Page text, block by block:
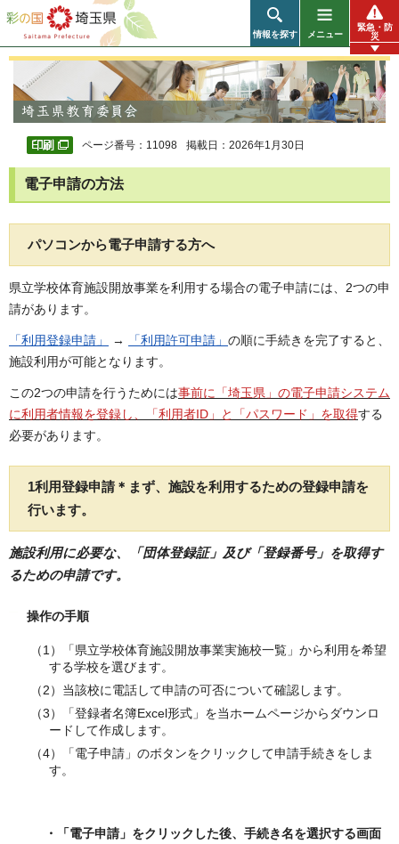
彩の国 埼玉県
情報を探す メニュー
緊急・防
災
ページ番号：11098 掲載日：2026年1月30日
電子申請の方法
パソコンから電子申請する方へ
県立学校体育施設開放事業を利用する場合の電子申請には、2つの申
請があります。
「利用登録申請」 → 「利用許可申請」 の順に手続きを完了すると、
施設利用が可能となります。
この2つの申請を行うためには事前に「埼玉県」の電子申請システム
に利用者情報を登録し、「利用者ID」と「パスワード」を取得する
必要があります。
1利用登録申請 ＊まず、施設を利用するための登録申請を
行います。
施設利用に必要な、「団体登録証」及び「登録番号」を取得す
るための申請です。
操作の手順
（1）「県立学校体育施設開放事業実施校一覧」から利用を希望
する学校を選びます。
（2）当該校に電話して申請の可否について確認します。
（3）「登録者名簿Excel形式」を当ホームページからダウンロ
ードして作成します。
（4）「電子申請」のボタンをクリックして申請手続きをしま
す。
・「電子申請」をクリックした後、手続き名を選択する画面